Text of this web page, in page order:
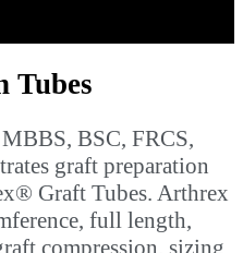
Video
Tubes
BSC, FRCS,
graft preparation
Graft Tubes. Arthrex
full length,
compression, sizing